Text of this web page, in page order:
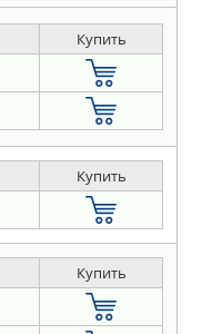
Купить
Купить
Купить